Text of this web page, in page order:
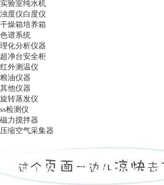
实验室纯水机
浊度仪白度仪
干燥箱培养箱
色谱系统
理化分析仪器
超净台安全柜
红外测温仪
粮油仪器
其他仪器
旋转蒸发仪
ss检测仪
磁力搅拌器
压缩空气采集器
ag凯发k8国际 | 关于ag凯发k8国际 |